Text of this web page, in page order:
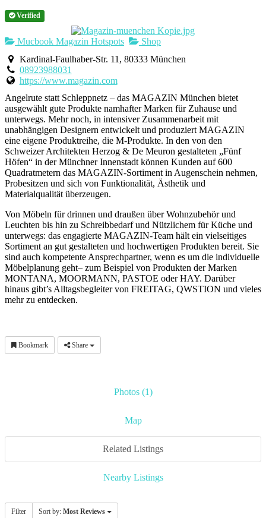
Verified
Mucbook Magazin Hotspots
Shop
Kardinal-Faulhaber-Str. 11, 80333 München
08923988031
https://www.magazin.com
Angelrute statt Schleppnetz – das MAGAZIN München bietet
ausgewählt gute Produkte namhafter Marken für Zuhause und
unterwegs. Mehr noch, in intensiver Zusammenarbeit mit
unabhängigen Designern entwickelt und produziert MAGAZIN
eine eigene Produktreihe, die M-Produkte. In den von den
Schweizer Architekten Herzog & De Meuron gestalteten „Fünf
Höfen“ in der Münchner Innenstadt können Kunden auf 600
Quadratmetern das MAGAZIN-Sortiment in Augenschein nehmen,
Probesitzen und sich von Funktionalität, Ästhetik und
Materialqualität überzeugen.
Von Möbeln für drinnen und draußen über Wohnzubehör und
Leuchten bis hin zu Schreibbedarf und Nützlichem für Küche und
unterwegs: das engagierte MAGAZIN-Team hält ein vielseitiges
Sortiment an gut gestalteten und hochwertigen Produkten bereit. Sie
sind auch kompetente Ansprechpartner, wenn es um die individuelle
Möbelplanung geht– zum Beispiel von Produkten der Marken
MONTANA, MOORMANN, PASTOE oder HAY. Darüber
hinaus gibt’s Alltagsbegleiter von FREITAG, QWSTION und vieles
mehr zu entdecken.
Bookmark Share
Photos (1)
Map
Related Listings
Nearby Listings
Filter Sort by: Most Reviews